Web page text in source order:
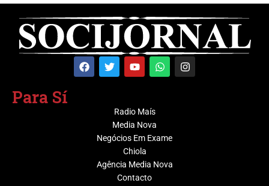
Para Sí
Radio Maís
Media Nova
Negócios Em Exame
Chiola
Agência Media Nova
Contacto